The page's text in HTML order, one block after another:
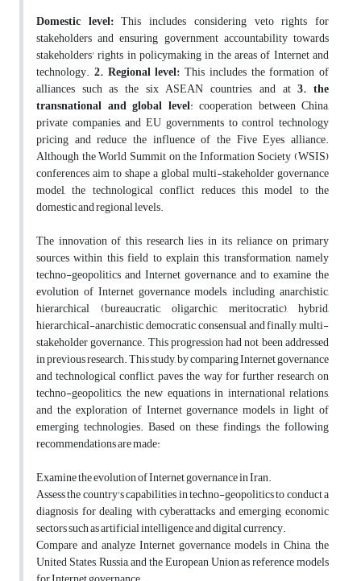
Domestic level:This includes considering veto rights for
stakeholders and ensuring government accountability towards
stakeholders' rights in policymaking in the areas of Internet and
technology. 2. Regional level: This includes the formation of
alliances such as the six ASEAN countries, and at3. the
transnational and global level: cooperation between China,
private companies, and EU governments to control technology
pricing and reduce the influence of the Five Eyes alliance.
Although the World Summit on the Information Society (WSIS)
conferences aim to shape a global multi-stakeholder governance
model, the technological conflict reduces this model to the
domestic and regional levels.
The innovation of this research lies in its reliance on primary
sources within this field to explain this transformation, namely
techno-geopolitics and Internet governance, and to examine the
evolution of Internet governance models, including anarchistic,
hierarchical (bureaucratic, oligarchic, meritocratic), hybrid,
hierarchical-anarchistic, democratic, consensual, and finally, multi-
stakeholder governance. This progression had not been addressed
in previous research. This study, by comparing Internet governance
and technological conflict, paves the way for further research on
techno-geopolitics, the new equations in international relations,
and the exploration of Internet governance models in light of
emerging technologies. Based on these findings, the following
recommendations are made:
Examine the evolution of Internet governance in Iran.
Assess the country's capabilities in techno-geopolitics to conduct a
diagnosis for dealing with cyberattacks and emerging economic
sectors such as artificial intelligence and digital currency.
Compare and analyze Internet governance models in China, the
United States, Russia, and the European Union as reference models